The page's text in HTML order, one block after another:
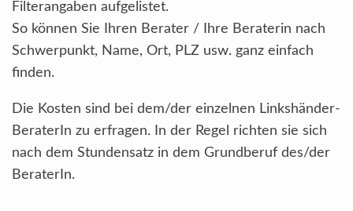
Filterangaben aufgelistet.
So können Sie Ihren Berater / Ihre Beraterin nach
Schwerpunkt, Name, Ort, PLZ usw. ganz einfach
finden.
Die Kosten sind bei dem/der einzelnen Linkshänder-
BeraterIn zu erfragen. In der Regel richten sie sich
nach dem Stundensatz in dem Grundberuf des/der
BeraterIn.